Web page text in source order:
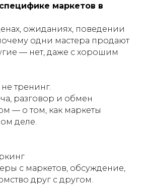
маркетов в
ожиданиях, поведении
одни мастера продают
— нет, даже с хорошим
тренинг.
разговор и обмен
— о том, как маркеты
деле.
с маркетов, обсуждение,
друг с другом.